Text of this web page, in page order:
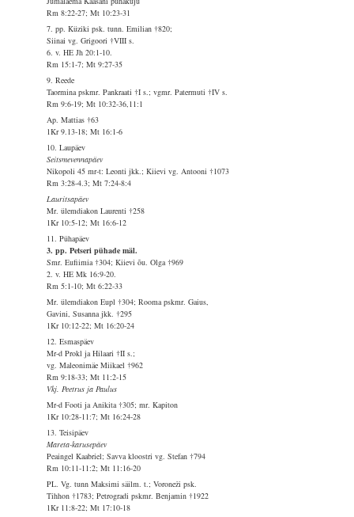
Rm 8:22-27; Mt 10:23-31
7. pp. Küziki psk. tunn. Emilian †820;
Siinai vg. Grigoori †VIII s.
6. v. HE Jh 20:1-10.
Rm 15:1-7; Mt 9:27-35
9. Reede
Taormina pskmr. Pankraati †I s.; vgmr. Patermuti †IV s.
Rm 9:6-19; Mt 10:32-36,11:1
Ap. Mattias †63
1Kr 9.13-18; Mt 16:1-6
10. Laupäev
Seitsmevennapäev
Nikopoli 45 mr-t: Leonti jkk.; Kiievi vg. Antooni †1073
Rm 3:28-4.3; Mt 7:24-8:4
Lauritsapäev
Mr. ülemdiakon Laurenti †258
1Kr 10:5-12; Mt 16:6-12
11. Pühapäev
3. pp. Petseri pühade mäl.
Smr. Eufiimia †304; Kiievi õu. Olga †969
2. v. HE Mk 16:9-20.
Rm 5:1-10; Mt 6:22-33
Mr. ülemdiakon Eupl †304; Rooma pskmr. Gaius,
Gavini, Susanna jkk. †295
1Kr 10:12-22; Mt 16:20-24
12. Esmaspäev
Mr-d Prokl ja Hilaari †II s.;
vg. Maleonimäe Miikael †962
Rm 9:18-33; Mt 11:2-15
Vkj. Peetrus ja Paulus
Mr-d Footi ja Anikita †305; mr. Kapiton
1Kr 10:28-11:7; Mt 16:24-28
13. Teisipäev
Mareta-karusepäev
Peaingel Kaabriel; Savva kloostri vg. Stefan †794
Rm 10:11-11:2; Mt 11:16-20
PL. Vg. tunn Maksimi säilm. t.; Voroneži psk.
Tihhon †1783; Petrogradi pskmr. Benjamin †1922
1Kr 11:8-22; Mt 17:10-18